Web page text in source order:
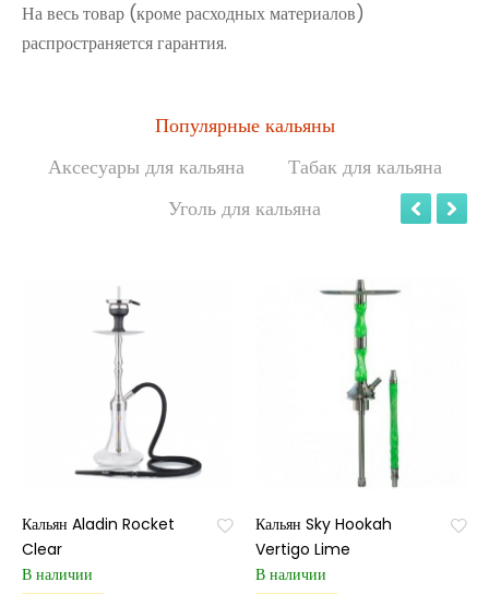
На весь товар (кроме расходных материалов)
распространяется гарантия.
Популярные кальяны
Аксесуары для кальяна
Табак для кальяна
Уголь для кальяна
Кальян Aladin Rocket
Clear
В наличии
Кальян Sky Hookah
Vertigo Lime
В наличии